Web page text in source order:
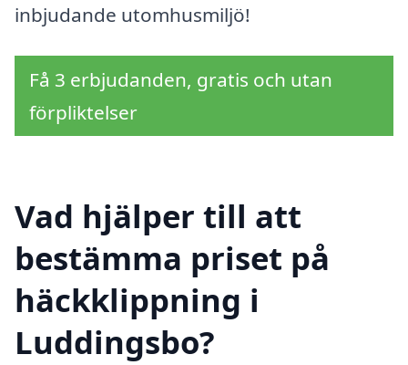
inbjudande utomhusmiljö!
Få 3 erbjudanden, gratis och utan
förpliktelser
Vad hjälper till att
bestämma priset på
häckklippning i
Luddingsbo?